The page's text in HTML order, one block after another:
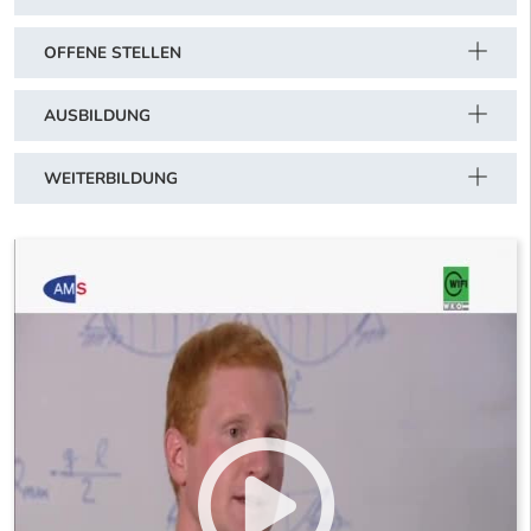
OFFENE STELLEN
AUSBILDUNG
WEITERBILDUNG